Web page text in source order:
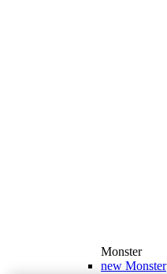
Monster
new Monster